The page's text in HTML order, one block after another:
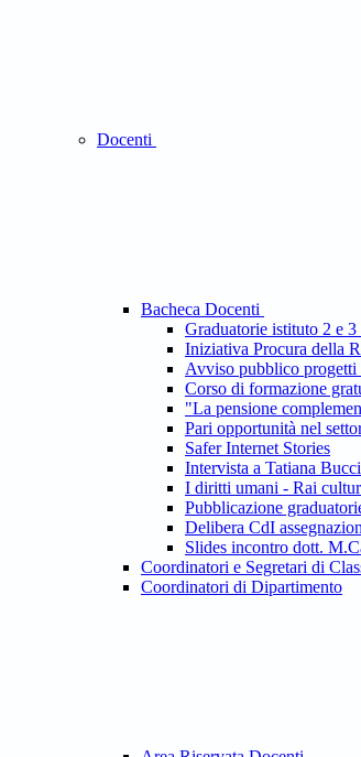
Docenti
Bacheca Docenti
Graduatorie istituto 2 e
Iniziativa Procura della
Avviso pubblico
Corso di formazione
"La pensione
Pari opportunità nel
Safer Internet Stories
Intervista a Tatiana
I diritti umani - Rai
Pubblicazione
Delibera CdI
Slides incontro dott.
Coordinatori e Segretari di
Coordinatori di Dipartimento